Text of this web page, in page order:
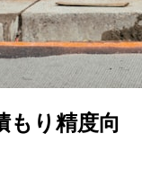
もり精度向